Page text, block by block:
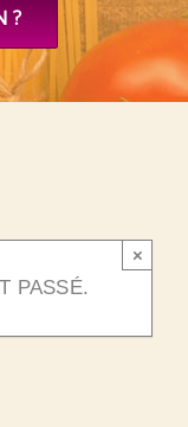
?
PASSÉ.
×